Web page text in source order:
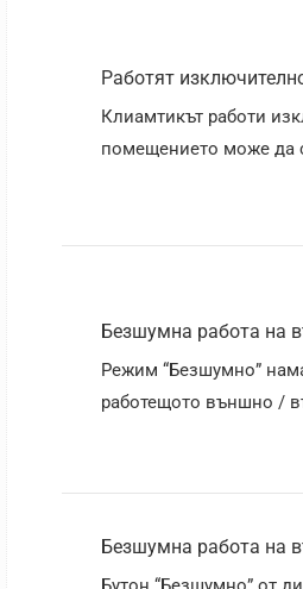
Работят
Клиамтикът работи
помещението може да
Безшумна работа на
Режим “Безшумно”
работещото външно /
Безшумна работа на